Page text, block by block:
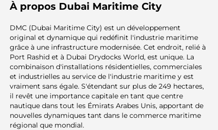
À propos Dubai Maritime City
DMC (Dubai Maritime City) est un développement
original et dynamique qui redéfinit l'industrie maritime
grâce à une infrastructure modernisée. Cet endroit, relié à
Port Rashid et à Dubai Drydocks World, est unique. La
combinaison d'installations résidentielles, commerciales
et industrielles au service de l'industrie maritime y est
vraiment sans égale. S'étendant sur plus de 249 hectares,
il revêt une importance capitale en tant que centre
nautique dans tout les Émirats Arabes Unis, apportant de
nouvelles dynamiques tant dans le commerce maritime
régional que mondial.